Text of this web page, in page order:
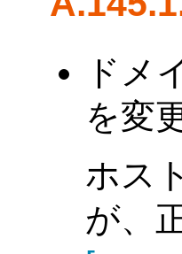
ドメ
を変
ホス
が、